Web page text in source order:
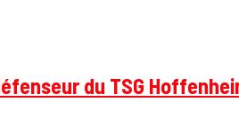
du TSG